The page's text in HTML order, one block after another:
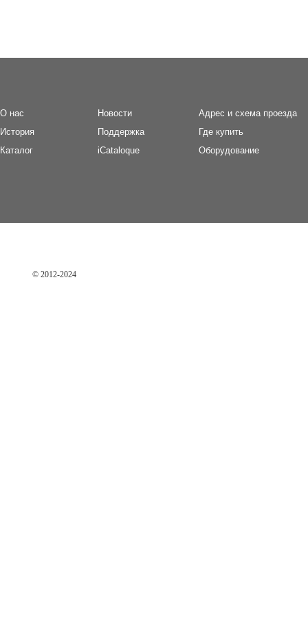
О нас
История
Каталог
Новости
Поддержка
iCataloque
Адрес и схема проезда
Где купить
Оборудование
© 2012-2024